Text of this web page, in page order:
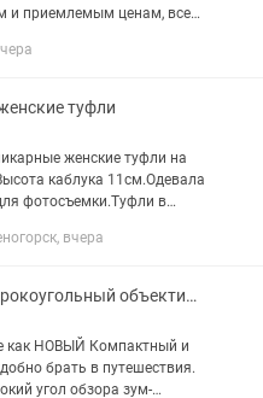
и приемлемым ценам, всех
складов, тех помещений,
туфли
женские туфли на
каблука 11см.Одевала
фотосъемки.Туфли в
вчера
Сверхширокоугольный объектив Canon EF-S 10-18mm f/4.5-5.6 IS STM
Компактный и
брать в путешествия.
угол обзора зум-